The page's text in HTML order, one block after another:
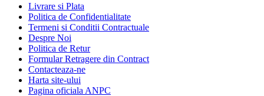
Livrare si Plata
Politica de Confidentialitate
Termeni si Conditii Contractuale
Despre Noi
Politica de Retur
Formular Retragere din Contract
Contacteaza-ne
Harta site-ului
Pagina oficiala ANPC